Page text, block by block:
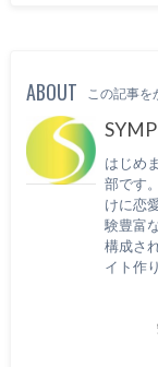
ABOUT この記事を
はじめ
部です
けに恋
験豊富
構成さ
イト作